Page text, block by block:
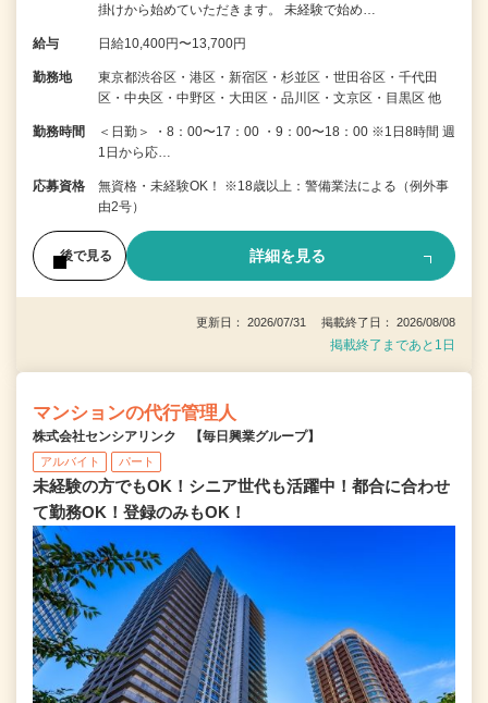
掛けから始めていただきます。 未経験で始め…
給与 日給10,400円〜13,700円
勤務地
東京都渋谷区・港区・新宿区・杉並区・世田谷区・千代田
区・中央区・中野区・大田区・品川区・文京区・目黒区 他
勤務時間
＜日勤＞ ・8：00〜17：00 ・9：00〜18：00 ※1日8時間 週
1日から応…
応募資格
無資格・未経験OK！ ※18歳以上：警備業法による（例外事
由2号）
後で見る 詳細を見る
更新日： 2026/07/31 掲載終了日： 2026/08/08
掲載終了まであと1日
マンションの代行管理人
株式会社センシアリンク 【毎日興業グループ】
アルバイト パート
未経験の方でもOK！シニア世代も活躍中！都合に合わせ
て勤務OK！登録のみもOK！